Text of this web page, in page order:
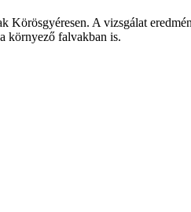
Körösgyéresen. A vizsgálat
környező falvakban is.